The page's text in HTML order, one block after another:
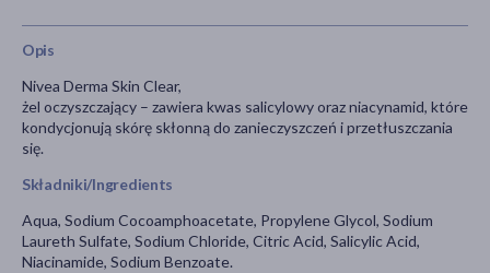
Opis
Nivea Derma Skin Clear,
żel oczyszczający – zawiera kwas salicylowy oraz niacynamid, które
kondycjonują skórę skłonną do zanieczyszczeń i przetłuszczania
się.
Składniki/Ingredients
Aqua, Sodium Cocoamphoacetate, Propylene Glycol, Sodium
Laureth Sulfate, Sodium Chloride, Citric Acid, Salicylic Acid,
Niacinamide, Sodium Benzoate.